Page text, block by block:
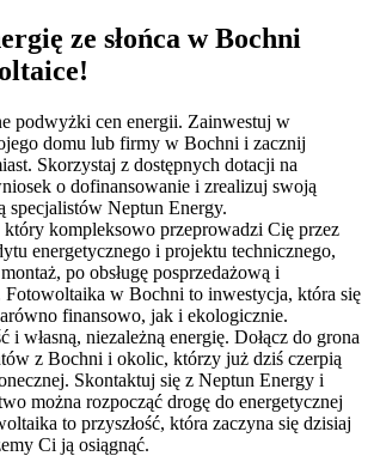
ze słońca w Bochni
podwyżki cen energii. Zainwestuj w
domu lub firmy w Bochni i zacznij
Skorzystaj z dostępnych dotacji na
o dofinansowanie i zrealizuj swoją
specjalistów Neptun Energy.
który kompleksowo przeprowadzi Cię przez
energetycznego i projektu technicznego,
po obsługę posprzedażową i
Fotowoltaika w Bochni to inwestycja, która się
finansowo, jak i ekologicznie.
i własną, niezależną energię. Dołącz do grona
z Bochni i okolic, którzy już dziś czerpią
Skontaktuj się z Neptun Energy i
można rozpocząć drogę do energetycznej
to przyszłość, która zaczyna się dzisiaj
Ci ją osiągnąć.